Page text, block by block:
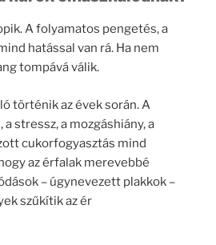
A folyamatos pengetés, a
hatással van rá. Ha nem
tompává válik.
történik az évek során. A
stressz, a mozgáshiány, a
cukorfogyasztás mind
az érfalak merevebbé
– úgynevezett plakkok –
szűkítik az ér